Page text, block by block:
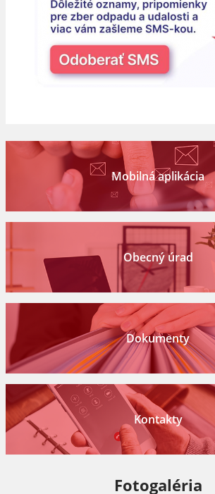
Mobilná aplikácia
Obecný úrad
Dokumenty
Kontakty
Fotogaléria